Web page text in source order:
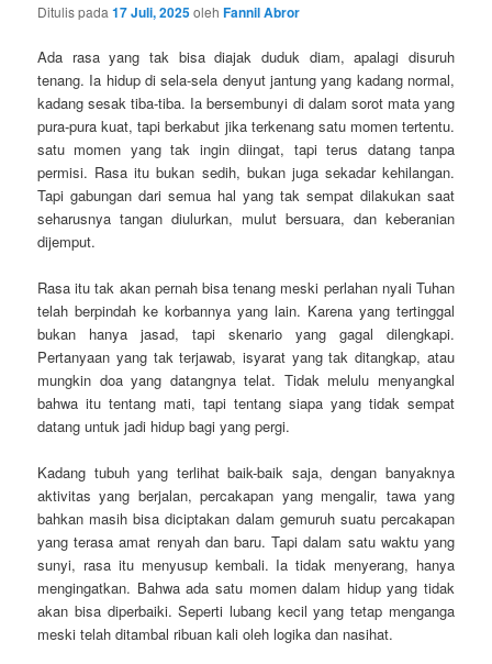
Ditulis pada17 Juli, 2025olehFannil Abror
Ada rasa yang tak bisa diajak duduk diam, apalagi disuruh
tenang. Ia hidup di sela-sela denyut jantung yang kadang normal,
kadang sesak tiba-tiba. Ia bersembunyi di dalam sorot mata yang
pura-pura kuat, tapi berkabut jika terkenang satu momen tertentu.
satu momen yang tak ingin diingat, tapi terus datang tanpa
permisi. Rasa itu bukan sedih, bukan juga sekadar kehilangan.
Tapi gabungan dari semua hal yang tak sempat dilakukan saat
seharusnya tangan diulurkan, mulut bersuara, dan keberanian
dijemput.
Rasa itu tak akan pernah bisa tenang meski perlahan nyali Tuhan
telah berpindah ke korbannya yang lain. Karena yang tertinggal
bukan hanya jasad, tapi skenario yang gagal dilengkapi.
Pertanyaan yang tak terjawab, isyarat yang tak ditangkap, atau
mungkin doa yang datangnya telat. Tidak melulu menyangkal
bahwa itu tentang mati, tapi tentang siapa yang tidak sempat
datang untuk jadi hidup bagi yang pergi.
Kadang tubuh yang terlihat baik-baik saja, dengan banyaknya
aktivitas yang berjalan, percakapan yang mengalir, tawa yang
bahkan masih bisa diciptakan dalam gemuruh suatu percakapan
yang terasa amat renyah dan baru. Tapi dalam satu waktu yang
sunyi, rasa itu menyusup kembali. Ia tidak menyerang, hanya
mengingatkan. Bahwa ada satu momen dalam hidup yang tidak
akan bisa diperbaiki. Seperti lubang kecil yang tetap menganga
meski telah ditambal ribuan kali oleh logika dan nasihat.